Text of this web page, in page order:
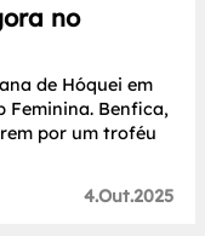
no
de Hóquei em
Feminina. Benfica,
por um troféu
4.Out.2025